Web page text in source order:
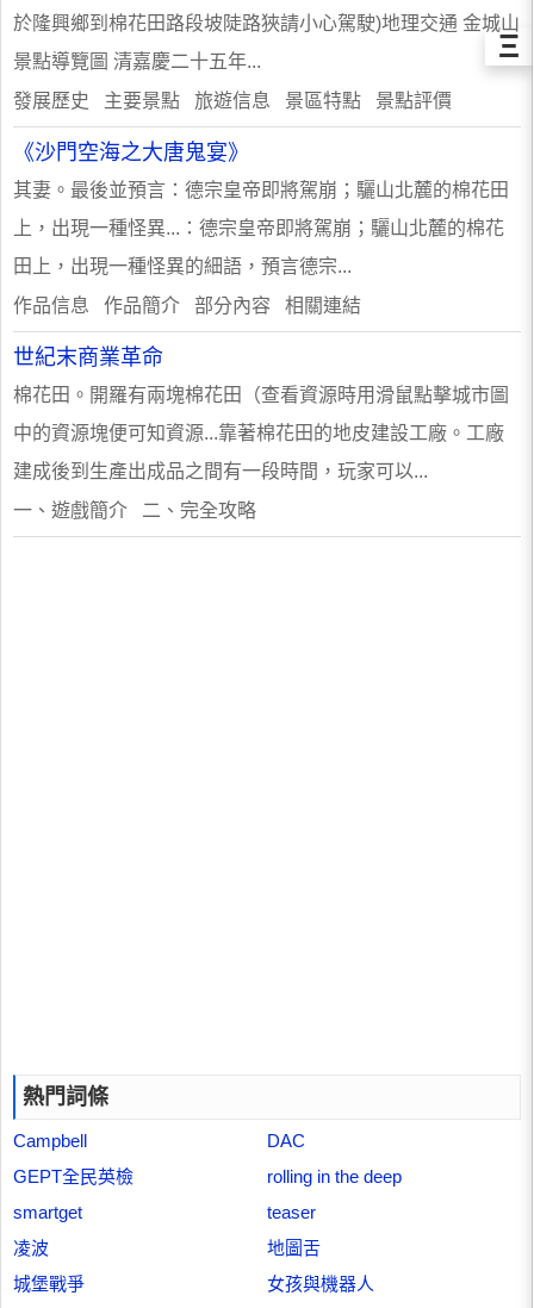
於隆興鄉到棉花田路段坡陡路狹請小心駕駛)地理交通 金城山
景點導覽圖 清嘉慶二十五年...
發展歷史 主要景點 旅遊信息 景區特點 景點評價
《沙門空海之大唐鬼宴》
其妻。最後並預言：德宗皇帝即將駕崩；驪山北麓的棉花田
上，出現一種怪異...：德宗皇帝即將駕崩；驪山北麓的棉花
田上，出現一種怪異的細語，預言德宗...
作品信息 作品簡介 部分內容 相關連結
世紀末商業革命
棉花田。開羅有兩塊棉花田（查看資源時用滑鼠點擊城市圖
中的資源塊便可知資源...靠著棉花田的地皮建設工廠。工廠
建成後到生產出成品之間有一段時間，玩家可以...
一、遊戲簡介 二、完全攻略
熱門詞條
Campbell
DAC
GEPT全民英檢
rolling in the deep
smartget
teaser
凌波
地圖舌
城堡戰爭
女孩與機器人
Ξ